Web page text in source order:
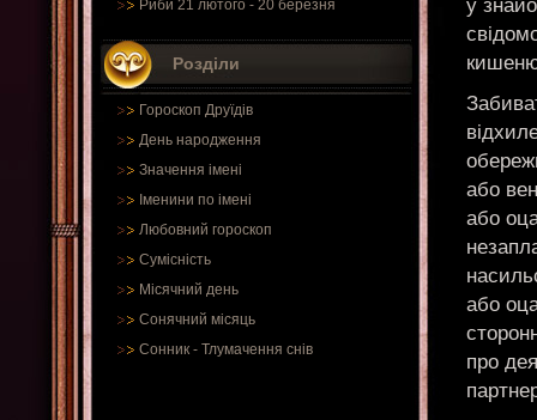
Риби 21 лютого - 20 березня
Розділи
Гороскоп Друїдів
День народження
Значення імені
Іменини по імені
Любовний гороскоп
Сумісність
Місячний день
Сонячний місяць
Сонник - Тлумачення снів
у
або
або
або
про